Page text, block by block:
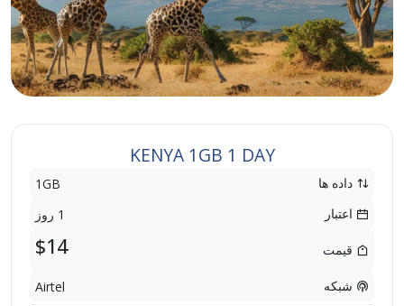
KENYA 1GB 1 DAY
داده ها
1GB
اعتبار
1 روز
قیمت $14
شبکه Airtel